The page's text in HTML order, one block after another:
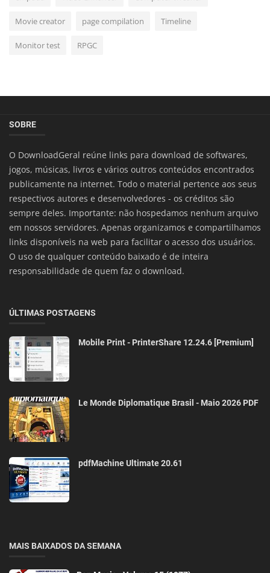
Movie creator page compilation Timeline
Monitor test RPGC
SOBRE
O DownloadGeral reúne links para download de softwares,
jogos, músicas, livros e vários outros conteúdos encontrados
publicamente na internet. Todo o material pertence aos seus
respectivos autores e desenvolvedores - os créditos são
sempre deles. Importante: não hospedamos nenhum arquivo
em nossos servidores. Apenas organizamos e compartilhamos
links disponíveis na web para facilitar o acesso dos usuários.
O uso de qualquer conteúdo baixado é de inteira
responsabilidade de quem faz o download.
ÚLTIMAS POSTAGENS
Mobile Print - PrinterShare 12.24.6 [Premium]
Le Monde Diplomatique Brasil - Maio 2026 PDF
pdfMachine Ultimate 20.61
MAIS BAIXADOS DA SEMANA